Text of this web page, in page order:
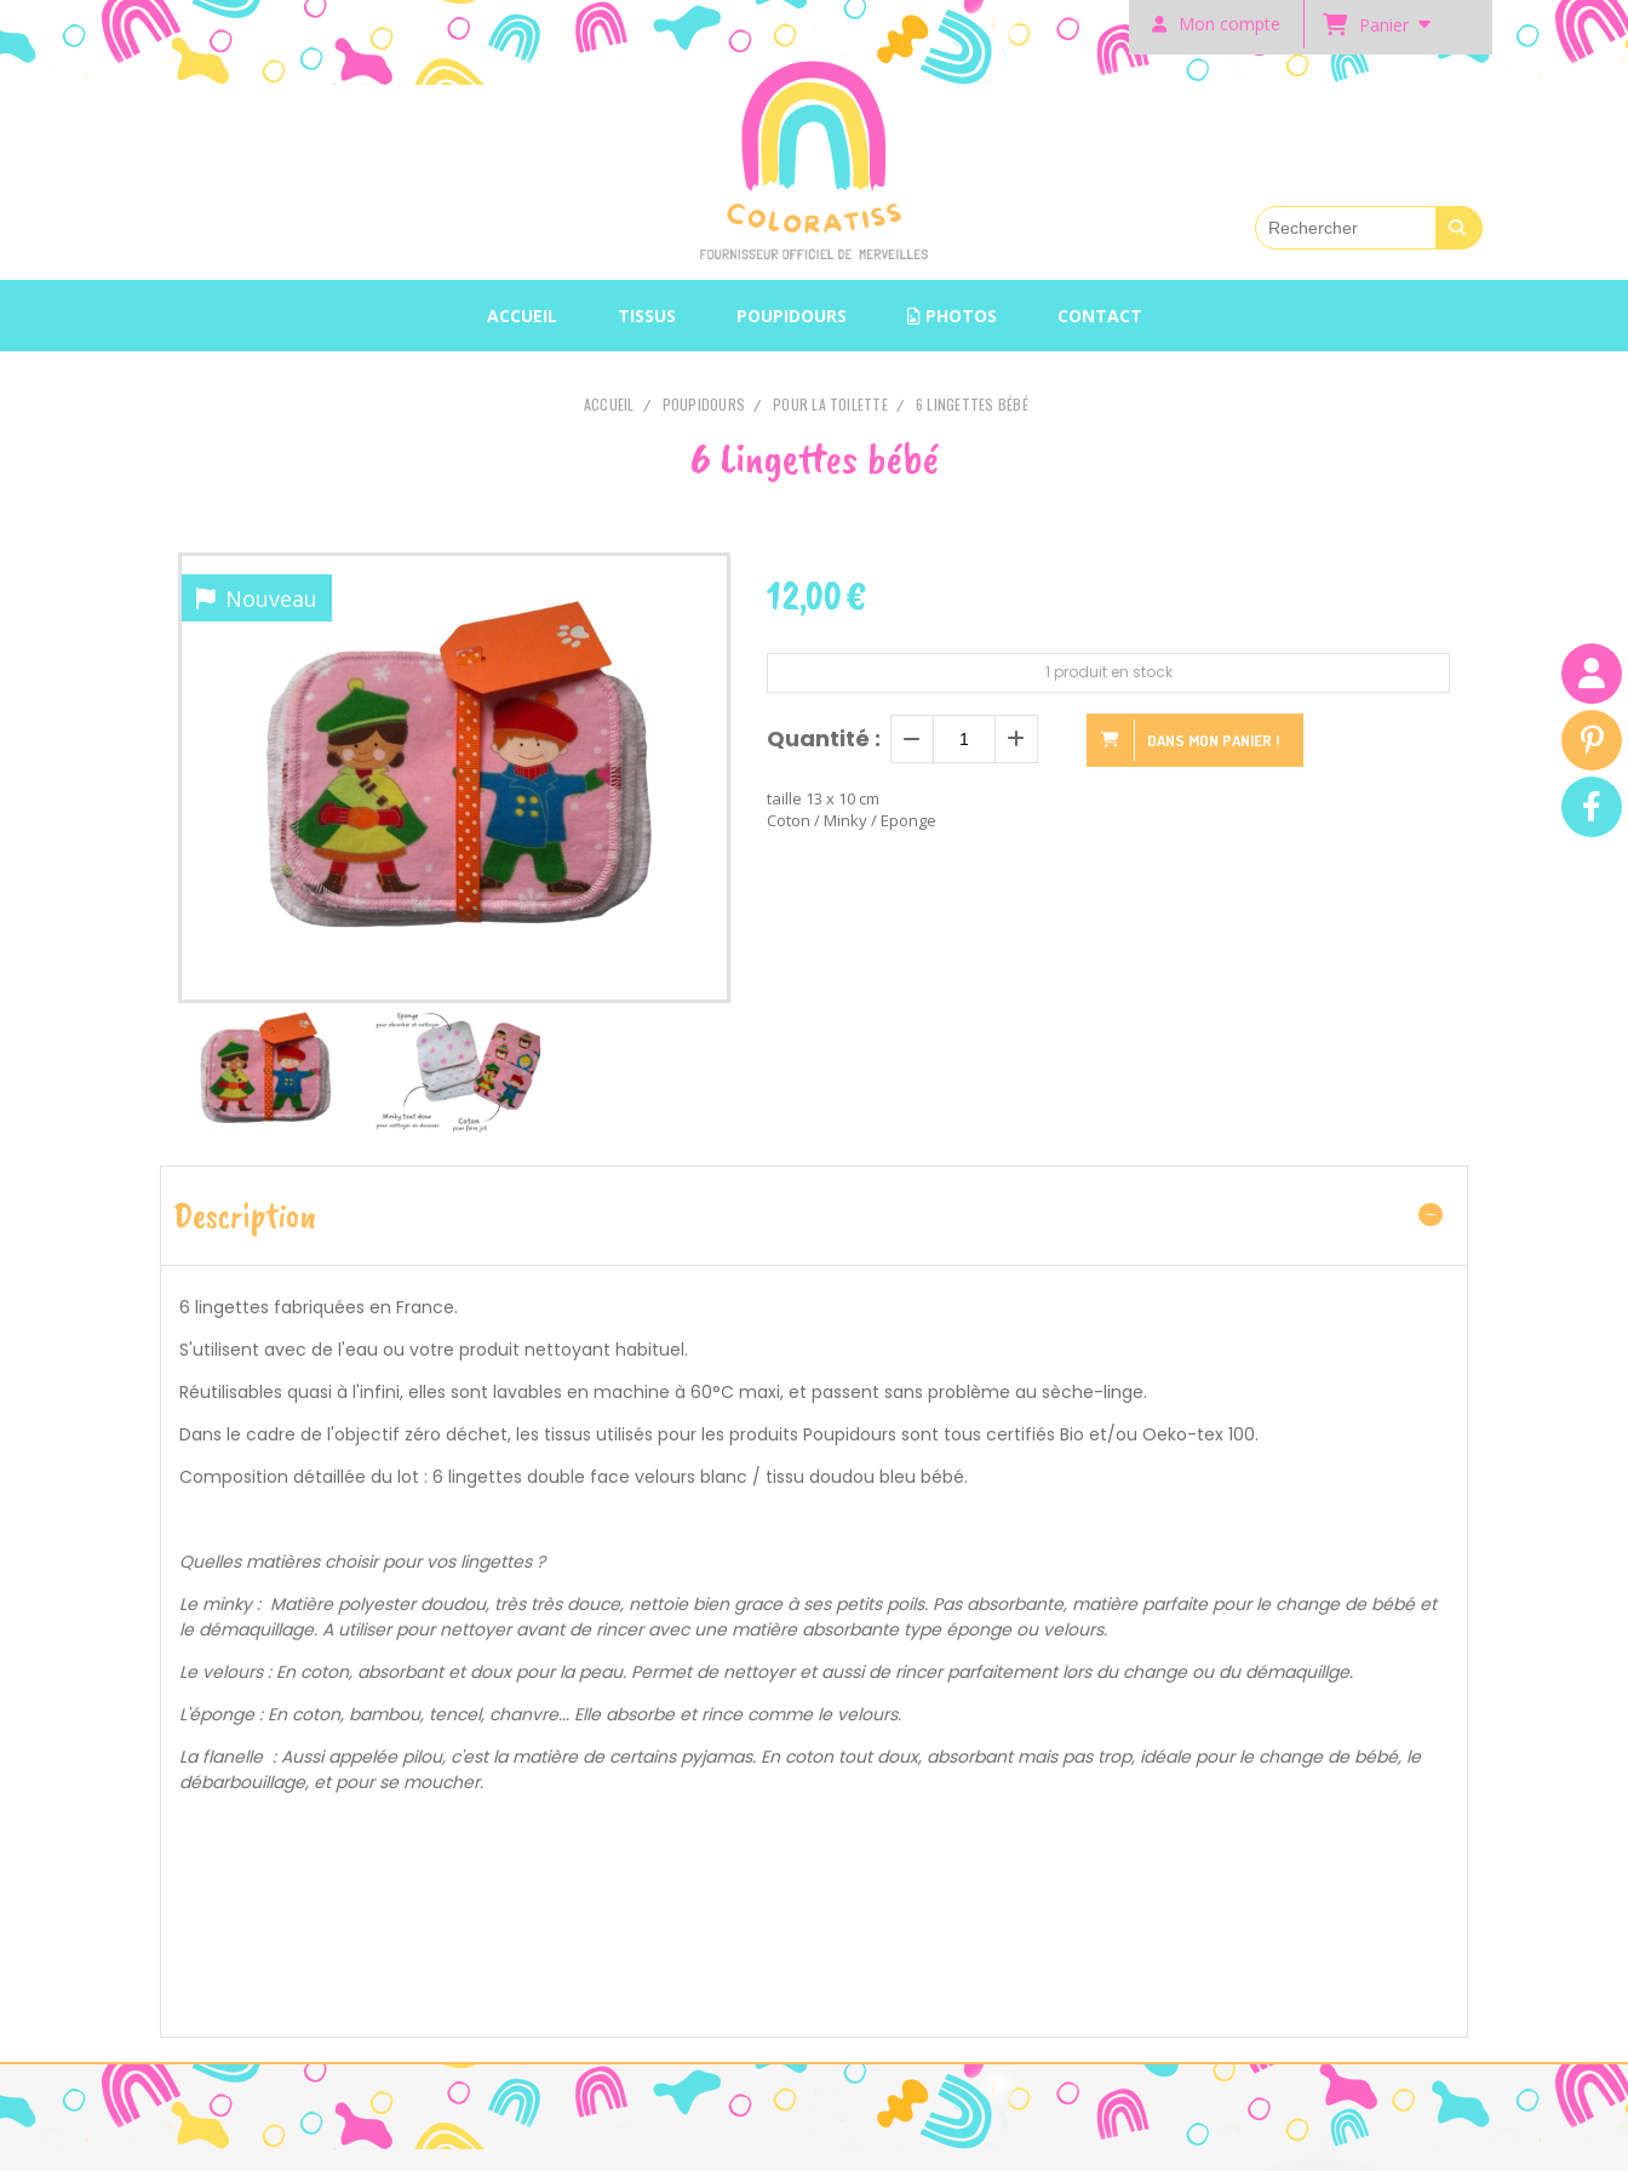
Mon compte Panier
ACCUEIL TISSUS POUPIDOURS PHOTOS CONTACT
ACCUEIL POUPIDOURS POUR LA TOILETTE 6 LINGETTES BÉBÉ
6 Lingettes bébé
Nouveau 12,00€
1 produit en stock
Quantité : DANS MON PANIER !
taille 13 x 10 cm
Coton / Minky / Eponge
Description
6 lingettes fabriquées en France.
S'utilisent avec de l'eau ou votre produit nettoyant habituel.
Réutilisables quasi à l'infini, elles sont lavables en machine à 60°C maxi, et passent sans problème au sèche-linge.
Dans le cadre de l'objectif zéro déchet, les tissus utilisés pour les produits Poupidours sont tous certifiés Bio et/ou Oeko-tex 100.
Composition détaillée du lot : 6 lingettes double face velours blanc / tissu doudou bleu bébé.
Quelles matières choisir pour vos lingettes ?
Le minky : Matière polyester doudou, très très douce, nettoie bien grace à ses petits poils. Pas absorbante, matière parfaite pour le change de bébé et
le démaquillage. A utiliser pour nettoyer avant de rincer avec une matière absorbante type éponge ou velours.
Le velours : En coton, absorbant et doux pour la peau. Permet de nettoyer et aussi de rincer parfaitement lors du change ou du démaquillge.
L'éponge : En coton, bambou, tencel, chanvre... Elle absorbe et rince comme le velours.
La flanelle : Aussi appelée pilou, c'est la matière de certains pyjamas. En coton tout doux, absorbant mais pas trop, idéale pour le change de bébé, le
débarbouillage, et pour se moucher.
Panneau de gestion des cookies